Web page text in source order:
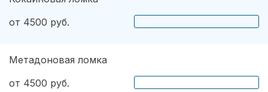
от 4500 руб.
Метадоновая ломка
от 4500 руб.